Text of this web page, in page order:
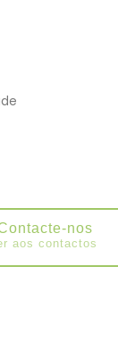
nos
aos contactos